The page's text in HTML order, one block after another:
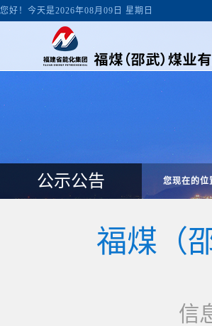
您好！今天是2026年08月09日 星期日
公示公告 您现在的位
福煤（
信